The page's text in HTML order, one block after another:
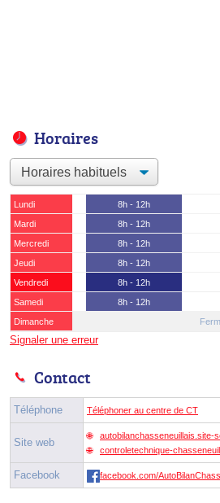
Horaires
Lundi 8h - 12h
Mardi
8h - 12h
Mercredi
8h - 12h
Jeudi
8h - 12h
Vendredi
8h - 12h
Samedi
8h - 12h
Dimanche
Signaler une erreur
Contact
Téléphone Téléphoner au centre de CT
Site web
autobilanchasseneuillais.site-
controletechnique-
Facebook facebook.com/